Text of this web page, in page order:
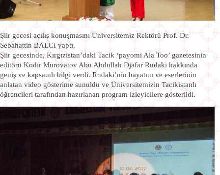
Şiir gecesi açılış konuşmasını Üniversitemiz Rektörü Prof. Dr.
Sebahattin BALCI yaptı.
Şiir gecesinde, Kırgızistan’daki Tacik ‘payomi Ala Too’ gazetesinin
editörü Kodir Murovatov Abu Abdullah Djafar Rudaki hakkında
geniş ve kapsamlı bilgi verdi. Rudaki’nin hayatını ve eserlerinin
anlatan video gösterime sunuldu ve Üniversitemizin Tacikistanlı
öğrencileri tarafından hazırlanan program izleyicilere gösterildi.